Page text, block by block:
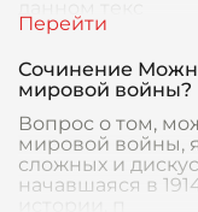
Сочинение
мировой войны?
Вопрос о том,
мировой войны,
сложных и
начавшаяся в